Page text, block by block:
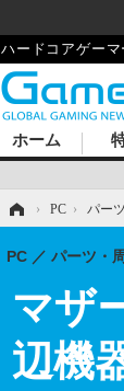
ハードコアゲー
ホーム
› PC › パー
マザ
辺機
PC パーツ・